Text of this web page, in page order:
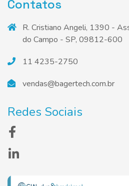
Contatos
R. Cristiano Angeli, 1390 -
do Campo - SP, 09812-600
11 4235-2750
vendas@bagertech.com.br
Redes Sociais